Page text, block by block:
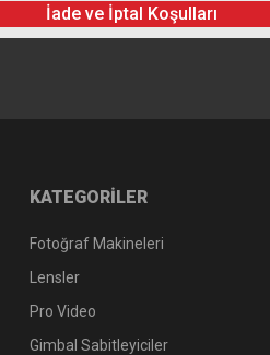
İade ve İptal Koşulları
KATEGORİLER
Fotoğraf Makineleri
Lensler
Pro Video
Gimbal Sabitleyiciler